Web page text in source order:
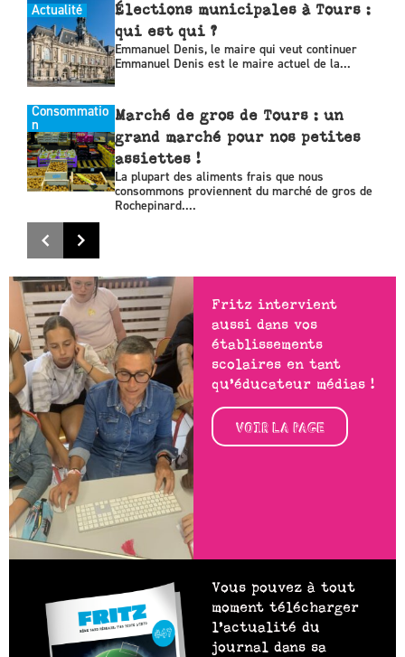
Actualité
Élections municipales à Tours :
qui est qui ?
Emmanuel Denis, le maire qui veut continuer
Emmanuel Denis est le maire actuel de la...
Consommatio
n
Marché de gros de Tours : un
grand marché pour nos petites
assiettes !
La plupart des aliments frais que nous
consommons proviennent du marché de gros de
Rochepinard....
Fritz intervient
aussi dans vos
établissements
scolaires en tant
qu’éducateur médias !
VOIR LA PAGE
Vous pouvez à tout
moment télécharger
l’actualité du
journal dans sa